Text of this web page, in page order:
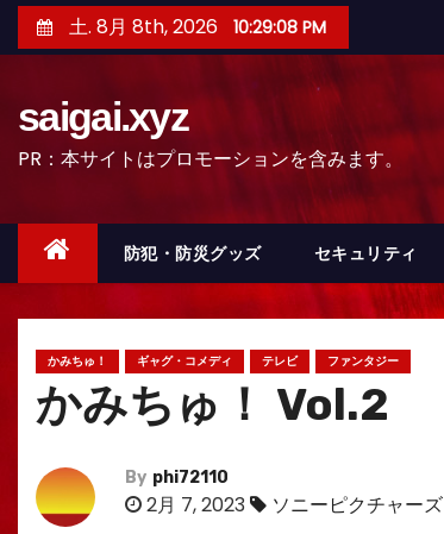
ン
ッ
土. 8月 8th, 2026 10:29:10 PM
saigai.xyz
PR：本サイトはプロモーションを含みます。
防犯・防災グッズ セキュリティ
かみちゅ！ ギャグ・コメディ テレビ ファンタジー
かみちゅ！ Vol.2
By phi72110
2月 7, 2023 ソニーピクチャーズ